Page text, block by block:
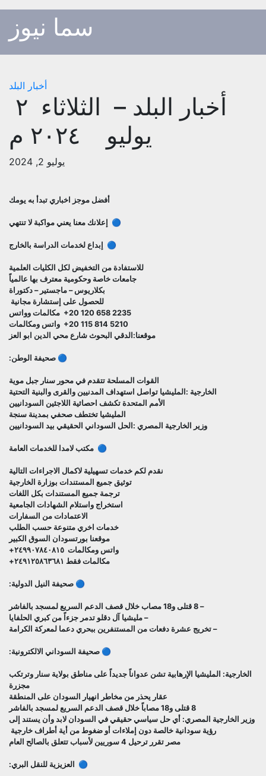
سما نيوز
أخبار البلد
يوليو ٢٠٢٤ م
يوليو 2, 2024
أفضل موجز اخباري تبدأ به يومك
🔵 إعلانك معنا يعني مواكبة لا تنتهي
🔵 إبداع لخدمات الدراسة بالخارج
للاستفادة من التخفيض لكل الكليات العلمية
جامعات خاصة وحكومية معترف بها عالمياً
بكلاريوس – ماجستير – دكتوراة
للحصول على إستشارة مجانية
‎+20 120 658 2235 مكالمات وواتس
‎+20 115 814 5210 واتس ومكالمات
موقعنا:الدقي البحوث شارع محي الدين ابو العز
🔵 صحيفة الوطن:
القوات المسلحة تتقدم في محور سنار جبل موية
الخارجية :المليشيا تواصل استهداف المدنيين والقرى والبنية التحتية
الأمم المتحدة تكشف احصائية اللاجئين السودانيين
المليشيا تختطف صحفي بمدينة سنجة
وزير الخارجية المصري :الحل السوداني الحقيقي بيد السودانيين
🔵 مكتب لامدا للخدمات العامة
نقدم لكم خدمات تسهيلية لاكمال الاجراءات التالية
توثيق جميع المستندات بوزارة الخارجية
ترجمة جميع المستندات بكل اللغات
استخراج واستلام الشهادات الجامعية
الاعتمادات من السفارات
خدمات اخري متنوعة حسب الطلب
موقعنا بورتسودان السوق الكبير
واتس ومكالمات ٢٤٩٩٠٧٨٤٠٨١٥+
مكالمات فقط ٢٤٩١٢٥٨٦٣٦٨١+
🔵 صحيفة النيل الدولية:
– 8 قتلى و18 مصاب خلال قصف الدعم السريع لمسجد بالفاشر
– مليشيا آل دقلو تدمر جزءاً من كبري الحلفايا
– تخريج عشرة دفعات من المستنفرين ببحري دعما لمعركة الكرامة
🔵 صحيفة السوداني الالكترونية:
الخارجية: المليشيا الإرهابية تشن عدواناً جديداً على مناطق بولاية سنار وترتكب
مجزرة
عقار يحذر من مخاطر انهيار السودان على المنطقة
8 قتلى و18 مصاباً خلال قصف الدعم السريع لمسجد بالفاشر
وزير الخارجية المصري: أي حل سياسي حقيقي في السودان لابد وأن يستند إلى
رؤية سودانية خالصة دون إملاءات أو ضغوط من أية أطراف خارجية
مصر تقرر ترحيل 4 سوريين لأسباب تتعلق بالصالح العام
🔵 العزيزية للنقل البري: